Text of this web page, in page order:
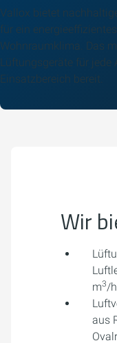
Vallox bietet
für ein
Wohnraumklima. Das
Lüftungsgeräte für jede
Einsatzbereich bereit.
Wir
m3/h
aus